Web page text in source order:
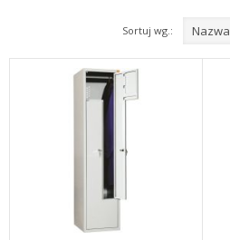
Sortuj wg.: Nazwa